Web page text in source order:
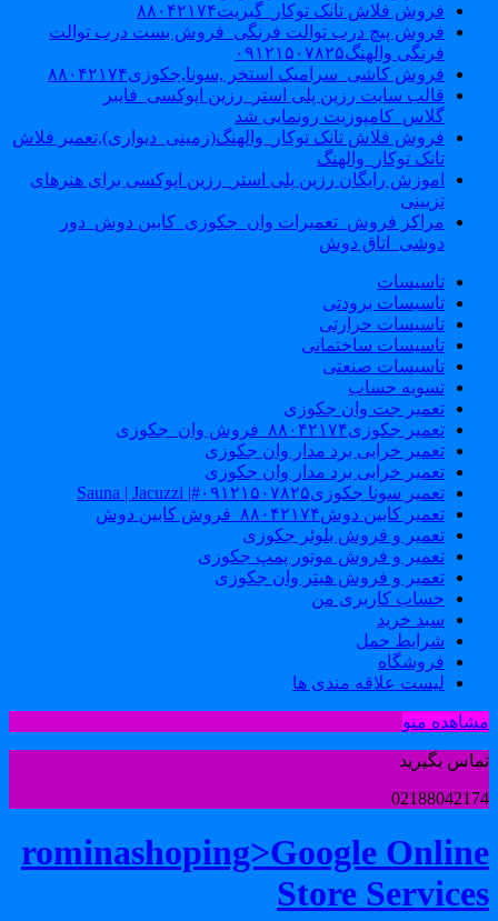
فروش فلاش تانک توکار_گبریت۸۸۰۴۲۱۷۴
فروش پیچ درب توالت فرنگی_فروش بست درب توالت
فرنگی والهنگ۰۹۱۲۱۵۰۷۸۲۵
فروش کاشی_سرامیک استخر ,سونا,جکوزی۸۸۰۴۲۱۷۴
قالب سایت رزین پلی استر_رزین اپوکسی_فایبر
گلاس_کامپوزیت رونمایی شد
فروش فلاش تانک توکار_والهنگ(زمینی_دیواری),تعمیر فلاش
تانک توکار_والهنگ
اموزش رایگان رزین پلی استر_رزین اپوکسی برای هنرهای
تزیینی
مراکز فروش_تعمیرات وان_جکوزی_کابین دوش_دور
دوشی_اتاق دوش
تاسیسات
تاسیسات برودتی
تاسیسات حرارتی
تاسیسات ساختمانی
تاسیسات صنعتی
تسویه حساب
تعمیر جت وان جکوزی
تعمیر جکوزی۸۸۰۴۲۱۷۴_فروش وان_جکوزی
تعمیر خرابی برد مدار وان جکوزی
تعمیر خرابی برد مدار وان جکوزی
تعمیر سونا جکوزی۰۹۱۲۱۵۰۷۸۲۵#| Sauna | Jacuzzi
تعمیر کابین دوش۸۸۰۴۲۱۷۴_فروش کابین دوش
تعمیر و فروش بلوئر جکوزی
تعمیر و فروش موتور پمپ جکوزی
تعمیر و فروش هیتر وان جکوزی
حساب کاربری من
سبد خرید
شرایط حمل
فروشگاه
لیست علاقه مندی ها
منو
بگیرید
rominashoping>Google
Store